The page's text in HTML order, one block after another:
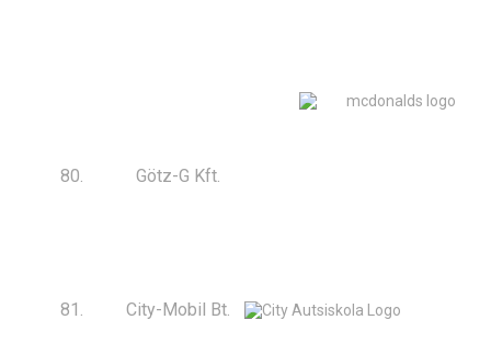
80. Götz-G Kft.
81. City-Mobil Bt.